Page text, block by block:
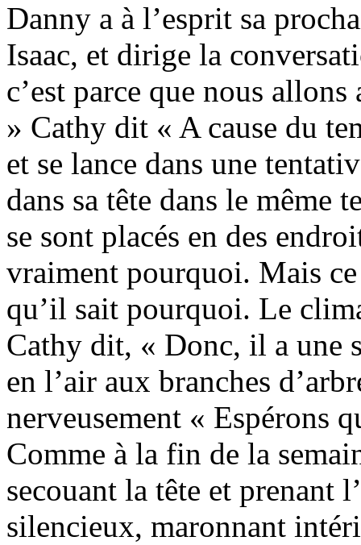
Danny a à l’esprit sa
Isaac, et dirige la
c’est parce que nous
» Cathy dit « A cause du
et se lance dans une
dans sa tête dans le même
se sont placés en des
vraiment pourquoi. Mais
qu’il sait pourquoi. Le
Cathy dit, « Donc, il a une
en l’air aux branches
nerveusement « Espérons
Comme à la fin de la
secouant la tête et prenant
silencieux, maronnant